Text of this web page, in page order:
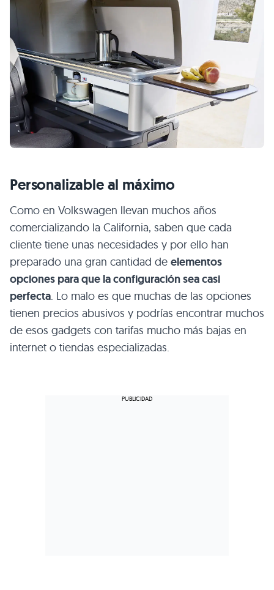
Personalizable al máximo
Como en Volkswagen llevan muchos años
comercializando la California, saben que cada
cliente tiene unas necesidades y por ello han
preparado una gran cantidad de elementos
opciones para que la configuración sea casi
perfecta. Lo malo es que muchas de las opciones
tienen precios abusivos y podrías encontrar muchos
de esos gadgets con tarifas mucho más bajas en
internet o tiendas especializadas.